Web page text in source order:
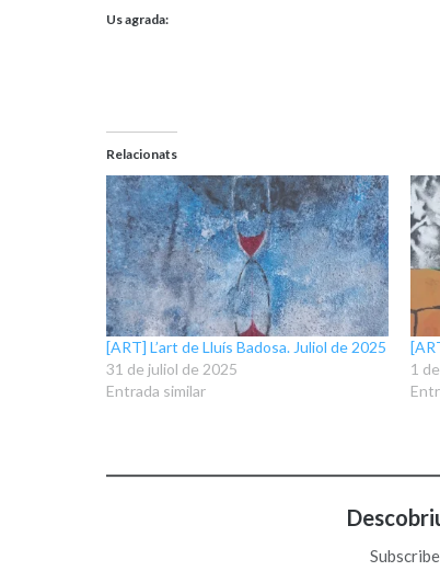
Us agrada:
Relacionats
[ART] L’art de Lluís Badosa. Juliol de 2025
31 de juliol de 2025
Entrada similar
1